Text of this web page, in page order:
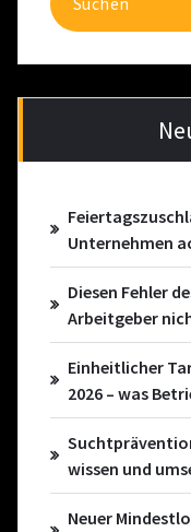
nach:
Unternehmen
Diesen Fehler
Arbeitgeber
Einheitlicher
2026 – was
wissen und
Neuer